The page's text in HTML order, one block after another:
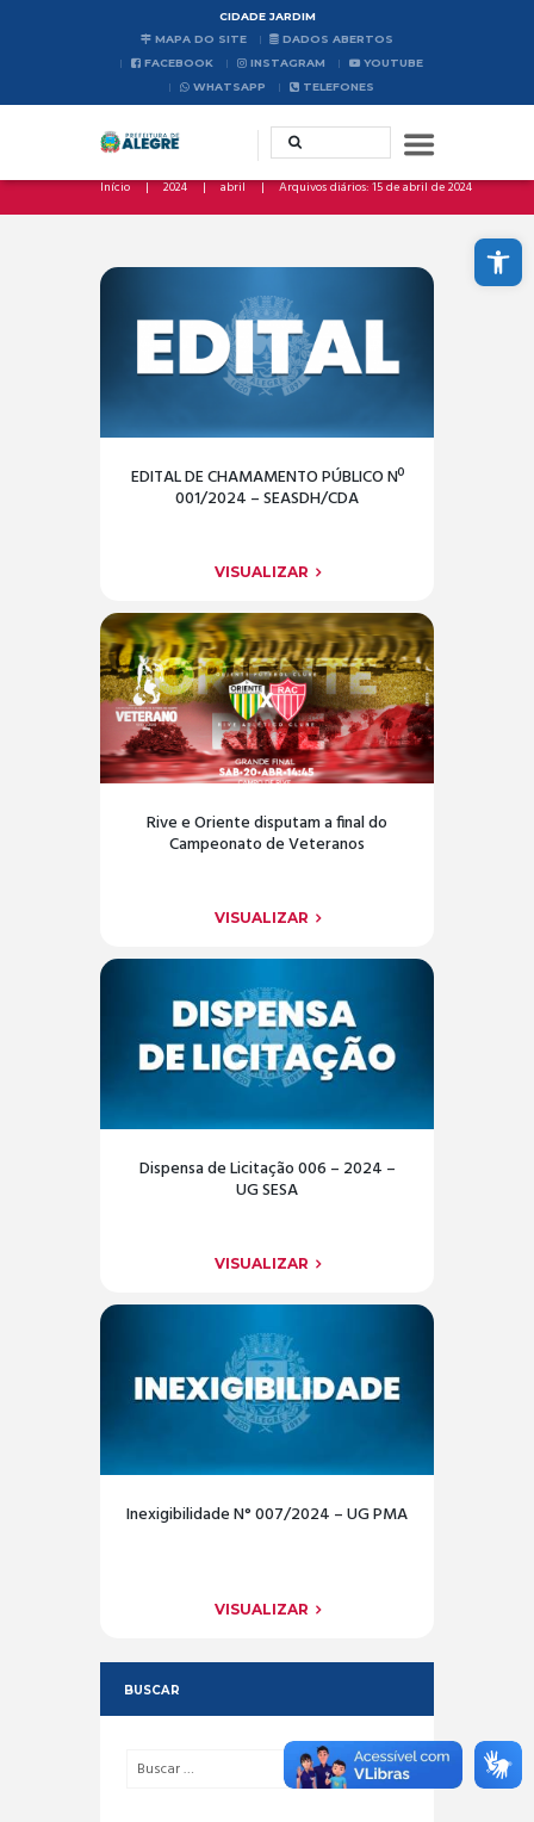
Abrir a barra de ferramentas
CIDADE JARDIM
MAPA DO SITE
DADOS ABERTOS
FACEBOOK
INSTAGRAM
YOUTUBE
WHATSAPP
TELEFONES
Início 2024 abril Arquivos diários: 15 de abril de 2024
EDITAL DE CHAMAMENTO PÚBLICO Nº
001/2024 – SEASDH/CDA
VISUALIZAR
Rive e Oriente disputam a final do
Campeonato de Veteranos
VISUALIZAR
Dispensa de Licitação 006 – 2024 –
UG SESA
VISUALIZAR
Inexigibilidade N° 007/2024 – UG PMA
VISUALIZAR
BUSCAR